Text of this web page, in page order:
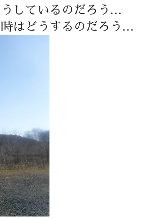
しているのだろう…
はどうするのだろう…